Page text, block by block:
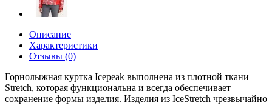
Описание
Характеристики
Отзывы (0)
Горнолыжная куртка Icepeak выполнена из плотной ткани
Stretch, которая функциональна и всегда обеспечивает
сохранение формы изделия. Изделия из IceStretch чрезвычайно